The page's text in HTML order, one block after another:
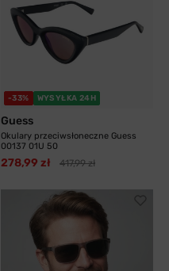
-33% WYSYŁKA 24H
Guess
Okulary przeciwsłoneczne Guess
00137 01U 50
278,99 zł 417,99 zł